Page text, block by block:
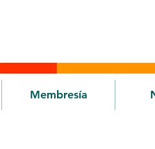
Membresía